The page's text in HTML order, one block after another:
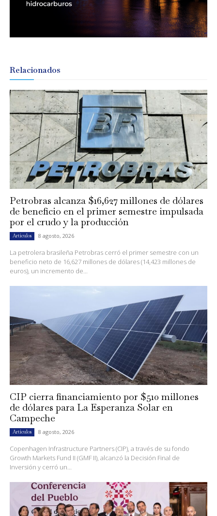
Relacionados
Petrobras alcanza $16,627 millones de dólares
de beneficio en el primer semestre impulsada
por el crudo y la producción
Artículos 8 agosto, 2026
La petrolera brasileña Petrobras cerró el primer semestre con un
beneficio neto de 16,627 millones de dólares (14,423 millones de
euros), un incremento de...
CIP cierra financiamiento por $510 millones
de dólares para La Esperanza Solar en
Campeche
Artículos 8 agosto, 2026
Copenhagen Infrastructure Partners (CIP), a través de su fondo
Growth Markets Fund II (GMF II), alcanzó la Decisión Final de
Inversión y cerró un...